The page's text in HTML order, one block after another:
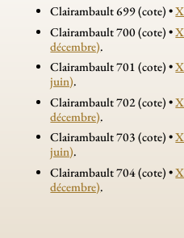
Clairambault 699 (cote) •
Clairambault 700 (cote) •
décembre).
Clairambault 701 (cote) •
juin).
Clairambault 702 (cote) •
décembre).
Clairambault 703 (cote) •
juin).
Clairambault 704 (cote) •
décembre).